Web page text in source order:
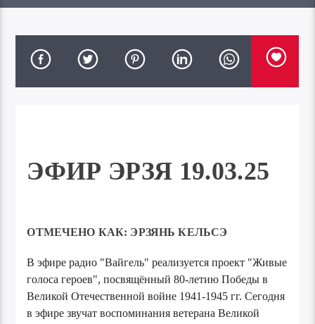
ЭФИР ЭРЗЯ 19.03.25
ОТМЕЧЕНО КАК: ЭРЗЯНЬ КЕЛЬСЭ
В эфире радио "Вайгель" реализуется проект "Живые
голоса героев", посвящённый 80-летию Победы в
Великой Отечественной войне 1941-1945 гг. Сегодня
в эфире звучат воспоминания ветерана Великой